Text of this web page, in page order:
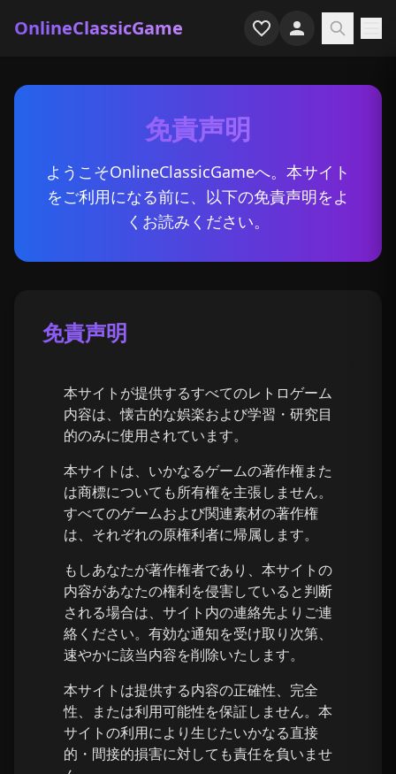
OnlineClassicGame
シミュレーション
ホラー
アーケード
ゲーム特集
免責声明
ようこそOnlineClassicGameへ。本サイト
をご利用になる前に、以下の免責声明をよ
くお読みください。
免責声明
本サイトが提供するすべてのレトロゲーム
内容は、懐古的な娯楽および学習・研究目
的のみに使用されています。
本サイトは、いかなるゲームの著作権また
は商標についても所有権を主張しません。
すべてのゲームおよび関連素材の著作権
は、それぞれの原権利者に帰属します。
もしあなたが著作権者であり、本サイトの
内容があなたの権利を侵害していると判断
される場合は、サイト内の連絡先よりご連
絡ください。有効な通知を受け取り次第、
速やかに該当内容を削除いたします。
本サイトは提供する内容の正確性、完全
性、または利用可能性を保証しません。本
サイトの利用により生じたいかなる直接
的・間接的損害に対しても責任を負いませ